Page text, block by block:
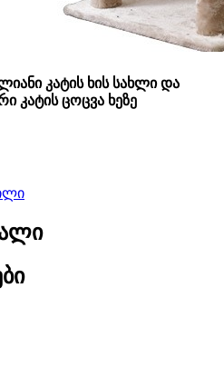
კატის ხის სახლი და
კატის ცოცვა ხეზე